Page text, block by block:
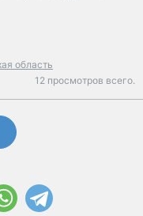
область
12 просмотров всего.